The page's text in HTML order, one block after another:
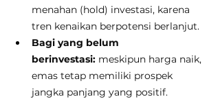
menahan (hold) investasi, karena
tren kenaikan berpotensi berlanjut.
Bagi yang belum
berinvestasi: meskipun harga naik,
emas tetap memiliki prospek
jangka panjang yang positif.